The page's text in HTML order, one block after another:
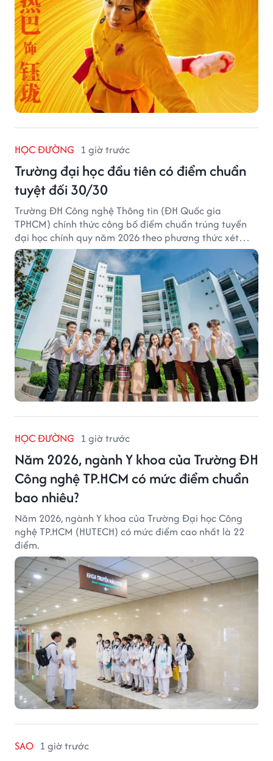
HỌC ĐƯỜNG 1 giờ trước
Trường đại học đầu tiên có điểm chuẩn
tuyệt đối 30/30
Trường ĐH Công nghệ Thông tin (ĐH Quốc gia
TPHCM) chính thức công bố điểm chuẩn trúng tuyển
đại học chính quy năm 2026 theo phương thức xét
tuyển tổng hợp.
HỌC ĐƯỜNG 1 giờ trước
Năm 2026, ngành Y khoa của Trường ĐH
Công nghệ TP.HCM có mức điểm chuẩn
bao nhiêu?
Năm 2026, ngành Y khoa của Trường Đại học Công
nghệ TP.HCM (HUTECH) có mức điểm cao nhất là 22
điểm.
SAO 1 giờ trước